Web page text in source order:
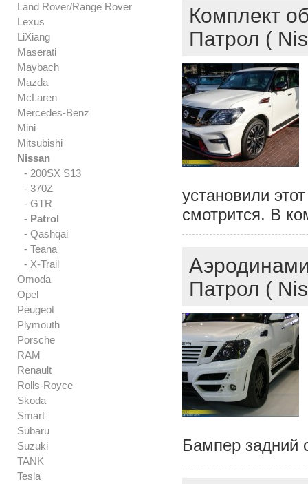
Land Rover/Range Rover
Lexus
LiXiang
Maserati
Maybach
Mazda
McLaren
Mercedes-Benz
Mini
Mitsubishi
Nissan
- 200SX S13
- 370Z
- GTR
- Patrol
- Qashqai
- Teana
- X-Trail
Omoda
Opel
Peugeot
Plymouth
Porsche
RAM
Renault
Rolls-Royce
Skoda
Smart
Subaru
Suzuki
TANK
Tesla
Комплект
Патрол (
установили
смотрится. В
Патрол (
Бампер задний